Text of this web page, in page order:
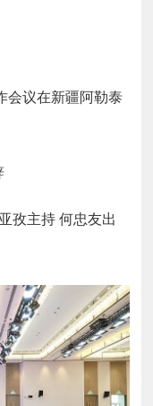
会议在新疆阿勒泰
孜主持 何忠友出